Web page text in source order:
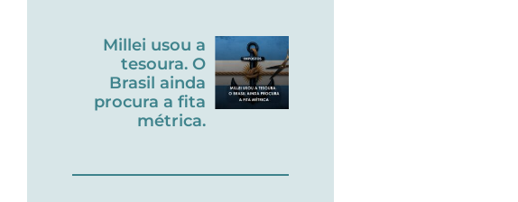
Millei usou a
tesoura. O
Brasil ainda
procura a fita
métrica.